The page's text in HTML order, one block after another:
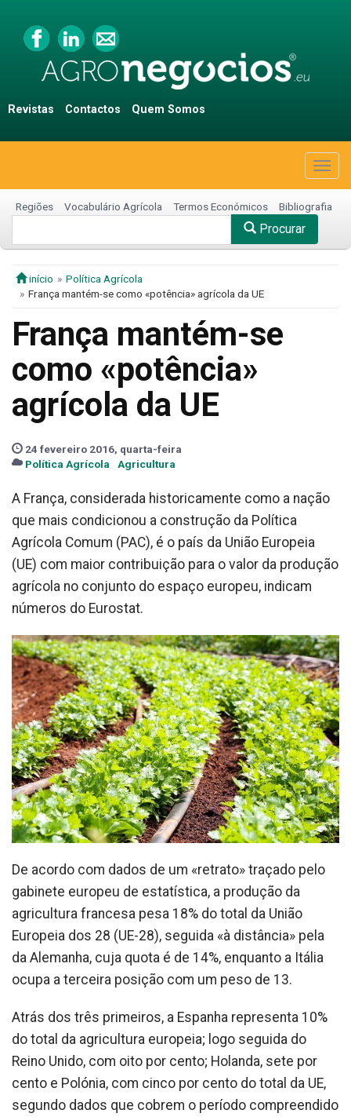
Revistas Contactos Quem Somos
Regiões Vocabulário Agrícola Termos Económicos Bibliografia
Procurar
início
Política Agrícola
França mantém-se como «potência» agrícola da UE
França mantém-se
como «potência»
agrícola da UE
24 fevereiro 2016, quarta-feira
Política Agrícola
Agricultura
A França, considerada historicamente como a nação
que mais condicionou a construção da Política
Agrícola Comum (PAC), é o país da União Europeia
(UE) com maior contribuição para o valor da produção
agrícola no conjunto do espaço europeu, indicam
números do Eurostat.
De acordo com dados de um «retrato» traçado pelo
gabinete europeu de estatística, a produção da
agricultura francesa pesa 18% do total da União
Europeia dos 28 (UE-28), seguida «à distância» pela
da Alemanha, cuja quota é de 14%, enquanto a Itália
ocupa a terceira posição com um peso de 13.
Atrás dos três primeiros, a Espanha representa 10%
do total da agricultura europeia; logo seguida do
Reino Unido, com oito por cento; Holanda, sete por
cento e Polónia, com cinco por cento do total da UE,
segundo dados que cobrem o período compreendido